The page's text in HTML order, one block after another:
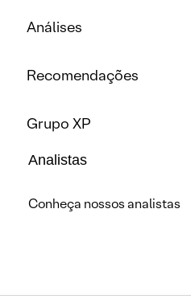
Análises
Recomendações
Grupo XP
Analistas
Conheça nossos analistas